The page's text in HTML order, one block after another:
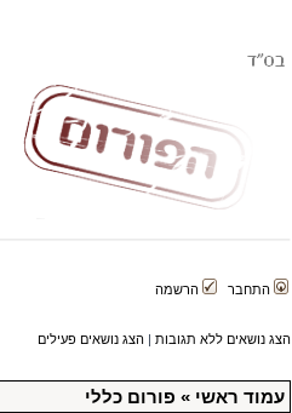
התחבר הרשמה
הצג נושאים ללא תגובות | הצג נושאים פעילים
עמוד ראשי » פורום כללי